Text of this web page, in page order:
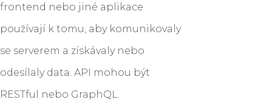
frontend nebo jiné aplikace
používají k tomu, aby komunikovaly
se serverem a získávaly nebo
odesílaly data. API mohou být
RESTful nebo GraphQL.